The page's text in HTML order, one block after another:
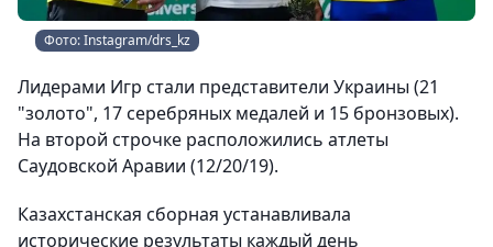
Фото: Instagram/drs_kz
Лидерами Игр стали представители Украины (21
"золото", 17 серебряных медалей и 15 бронзовых).
На второй строчке расположились атлеты
Саудовской Аравии (12/20/19).
Казахстанская сборная устанавливала
исторические результаты каждый день